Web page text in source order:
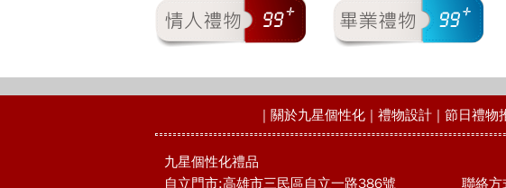
| 關於九星個性化| 禮物設計| 節日禮物
九星個性化禮品
自立門市:高雄市三民區自立一路386號
聯絡方